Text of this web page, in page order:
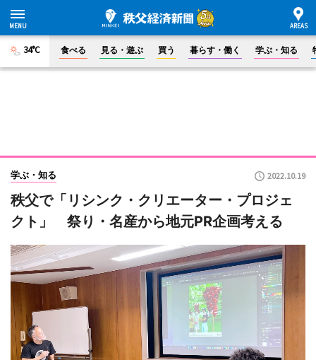
34°C 食べる 見る・遊ぶ 買う 暮らす・働く 学ぶ・知る
学ぶ・知る 2022.10.19
秩父で「リシンク・クリエーター・プロジェ
クト」 祭り・名産から地元PR企画考える